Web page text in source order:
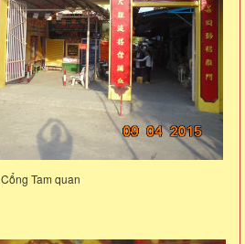
Cổng Tam quan